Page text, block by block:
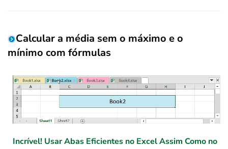
Calcular a média sem o máximo e o
mínimo com fórmulas
Incrível! Usar Abas Eficientes no Excel Assim Como no